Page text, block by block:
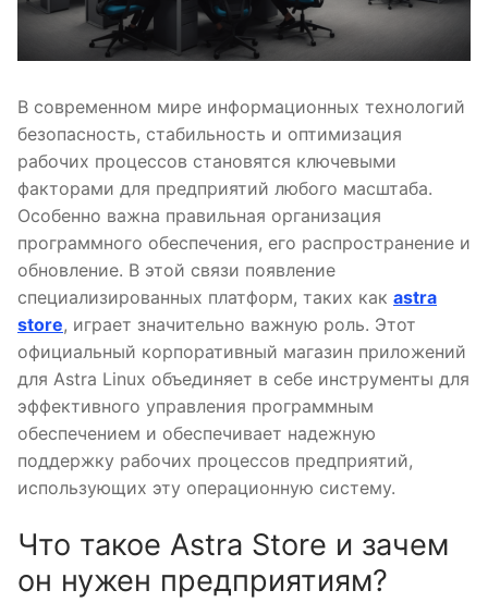
В современном мире информационных технологий
безопасность, стабильность и оптимизация
рабочих процессов становятся ключевыми
факторами для предприятий любого масштаба.
Особенно важна правильная организация
программного обеспечения, его распространение и
обновление. В этой связи появление
специализированных платформ, таких как astra
store, играет значительно важную роль. Этот
официальный корпоративный магазин приложений
для Astra Linux объединяет в себе инструменты для
эффективного управления программным
обеспечением и обеспечивает надежную
поддержку рабочих процессов предприятий,
использующих эту операционную систему.
Что такое Astra Store и зачем
он нужен предприятиям?